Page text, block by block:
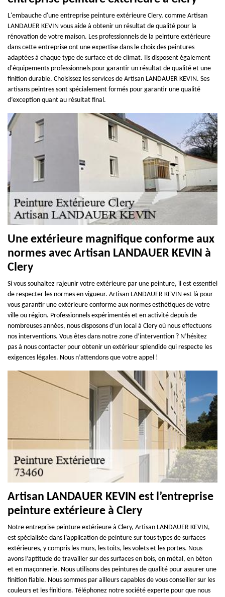
L'embauche d'une entreprise peinture extérieure Clery, comme Artisan
LANDAUER KEVIN vous aide à obtenir un résultat de qualité pour la
rénovation de votre maison. Les professionnels de la peinture extérieure
dans cette entreprise ont une expertise dans le choix des peintures
adaptées à chaque type de surface et de climat. Ils disposent également
d'équipements professionnels pour garantir un résultat de qualité et une
finition durable. Choisissez les services de Artisan LANDAUER KEVIN. Ses
artisans peintres sont spécialement formés pour garantir une qualité
d’exception quant au résultat final.
Une extérieure magnifique conforme aux
normes avec Artisan LANDAUER KEVIN à
Clery
Si vous souhaitez rajeunir votre extérieure par une peinture, il est essentiel
de respecter les normes en vigueur. Artisan LANDAUER KEVIN est là pour
vous garantir une extérieure conforme aux normes esthétiques de votre
ville ou région. Professionnels expérimentés et en activité depuis de
nombreuses années, nous disposons d’un local à Clery où nous effectuons
nos interventions. Vous êtes dans notre zone d’intervention ? N’hésitez
pas à nous contacter pour obtenir un extérieur splendide qui respecte les
exigences légales. Nous n’attendons que votre appel !
Artisan LANDAUER KEVIN est l’entreprise
peinture extérieure à Clery
Notre entreprise peinture extérieure à Clery, Artisan LANDAUER KEVIN,
est spécialisée dans l’application de peinture sur tous types de surfaces
extérieures, y compris les murs, les toits, les volets et les portes. Nous
avons l’aptitude de travailler sur des surfaces en bois, en métal, en béton
et en maçonnerie. Nous utilisons des peintures de qualité pour assurer une
finition fiable. Nous sommes par ailleurs capables de vous conseiller sur les
couleurs et les finitions. Téléphonez notre société experte pour que nous